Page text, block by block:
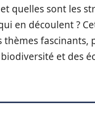
quelles sont les
en découlent ?
thèmes fascinants,
et des